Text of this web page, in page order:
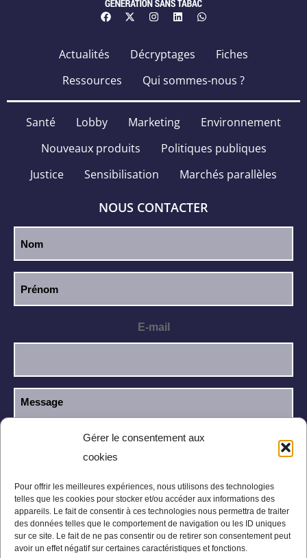
Gérer le consentement aux
cookies
Pour offrir les meilleures expériences, nous utilisons des technologies
telles que les cookies pour stocker et/ou accéder aux informations des
appareils. Le fait de consentir à ces technologies nous permettra de traiter
des données telles que le comportement de navigation ou les ID uniques
sur ce site. Le fait de ne pas consentir ou de retirer son consentement peut
avoir un effet négatif sur certaines caractéristiques et fonctions.
Actualités Décryptages
Fiches
Ressources
Qui sommes-nous ?
Santé Lobby Marketing
Environnement
Nouveaux produits
Politiques publiques
Justice
Sensibilisation Marchés parallèles
NOUS CONTACTER
E-mail
J’ai lu et j’accepte la
confidentialité.